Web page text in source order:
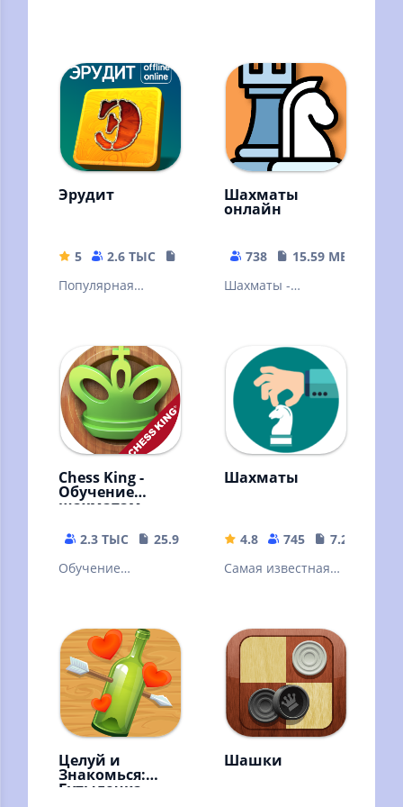
Эрудит
5 2.6 ТЫС
42.89 MB
Популярная
Знакомая многим с
детства
Шахматы
онлайн
738
15.59 MB
Шахматы -
стратегическая
игра
Chess King -
Обучение
шахматам
2.3 ТЫС
25.93 MB
Обучение
наглядным!
Множество задач
и уроков!
Шахматы
4.8 745
7.27 MB
Самая известная
(Stockfish)
Целуй и
Знакомься:
Бутылочка
Шашки